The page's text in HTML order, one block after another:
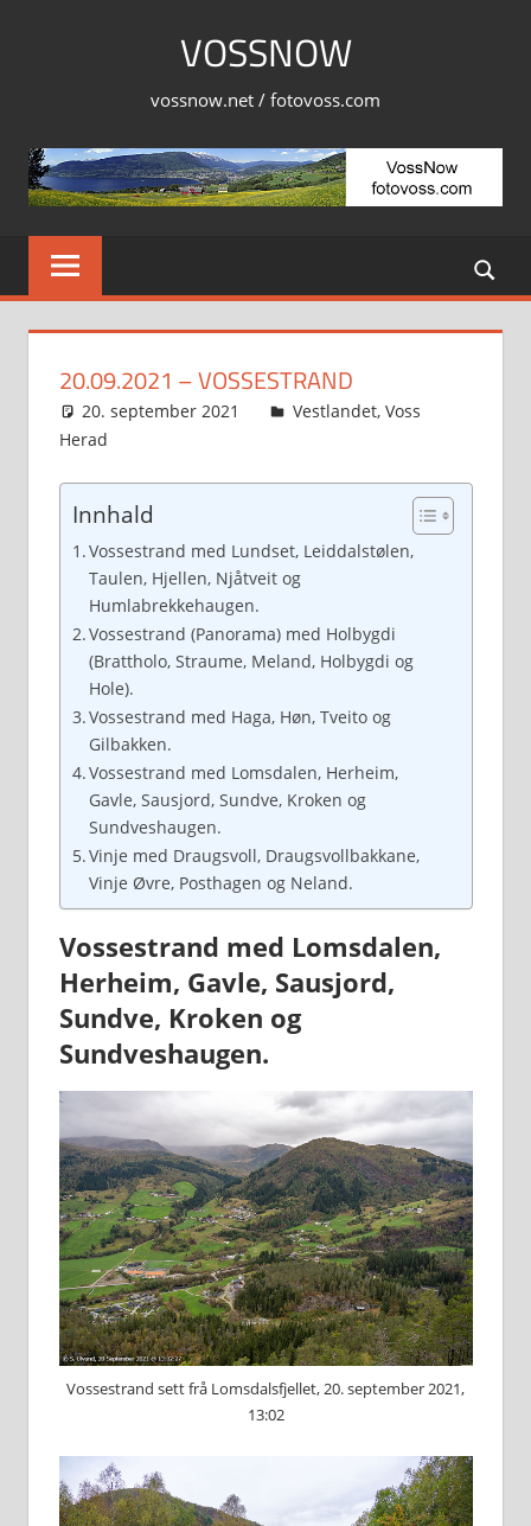
VOSSNOW
vossnow.net / fotovoss.com
20.09.2021 – VOSSESTRAND
20. september 2021 Svein
Vestlandet, Voss
Herad
Innhald
Vossestrand med Lundset, Leiddalstølen,
Taulen, Hjellen, Njåtveit og
Humlabrekkehaugen.
Vossestrand (Panorama) med Holbygdi
(Brattholo, Straume, Meland, Holbygdi og
Hole).
Vossestrand med Haga, Høn, Tveito og
Gilbakken.
Vossestrand med Lomsdalen, Herheim,
Gavle, Sausjord, Sundve, Kroken og
Sundveshaugen.
Vinje med Draugsvoll, Draugsvollbakkane,
Vinje Øvre, Posthagen og Neland.
Vossestrand med Lomsdalen,
Herheim, Gavle, Sausjord,
Sundve, Kroken og
Sundveshaugen.
Vossestrand sett frå Lomsdalsfjellet, 20. september 2021,
13:02